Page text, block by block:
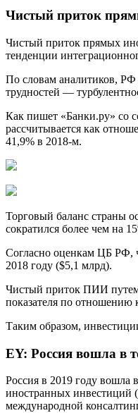
Чистый приток
Чистый приток прямых
тенденции
По словам аналитиков, РФ
трудностей —
Как пишет «Банки.ру» со
рассчитывается как
41,9% в 2018-м.
Торговый баланс страны
сократился более чем на
Согласно оценкам ЦБ РФ,
2018 году ($5,1 млрд).
Чистый приток ПИИ путем
показателя по отношению
Таким образом,
EY: Россия вошла в
Россия в 2019 году вошла
иностранных инвестиций
международной